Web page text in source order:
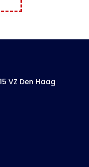
VZ Den Haag